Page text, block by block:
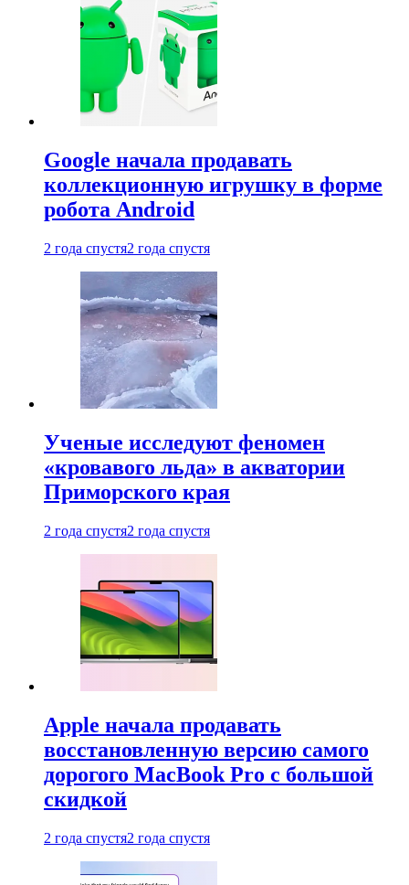
Google начала продавать
коллекционную игрушку в форме
робота Android
2 года спустя2 года спустя
Ученые исследуют феномен
«кровавого льда» в акватории
Приморского края
2 года спустя2 года спустя
Apple начала продавать
восстановленную версию самого
дорогого MacBook Pro с большой
скидкой
2 года спустя2 года спустя